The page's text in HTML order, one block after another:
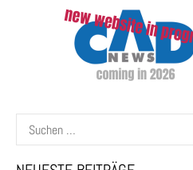
Suchen
nach: